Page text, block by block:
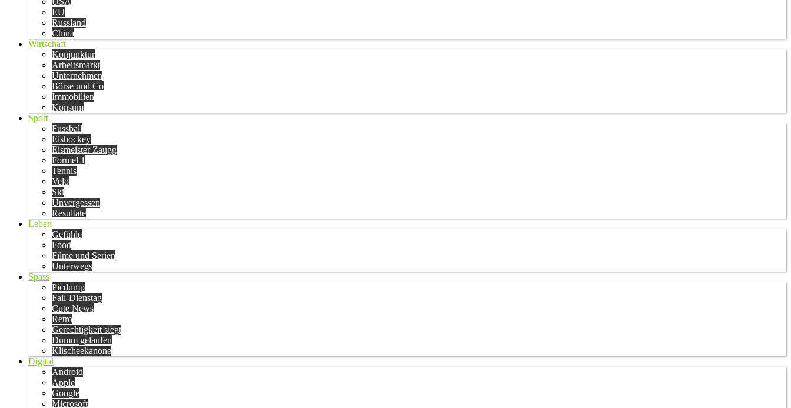
EU
Russland
China
Wirtschaft
Konjunktur
Arbeitsmarkt
Unternehmen
Börse und Co
Immobilien
Konsum
Sport
Fussball
Eishockey
Eismeister Zaugg
Formel 1
Tennis
Velo
Ski
Unvergessen
Resultate
Leben
Gefühle
Food
Filme und Serien
Unterwegs
Spass
Picdump
Fail-Dienstag
Cute News
Retro
Gerechtigkeit siegt
Dumm gelaufen
Klischeekanone
Digital
Android
Apple
Google
Microsoft